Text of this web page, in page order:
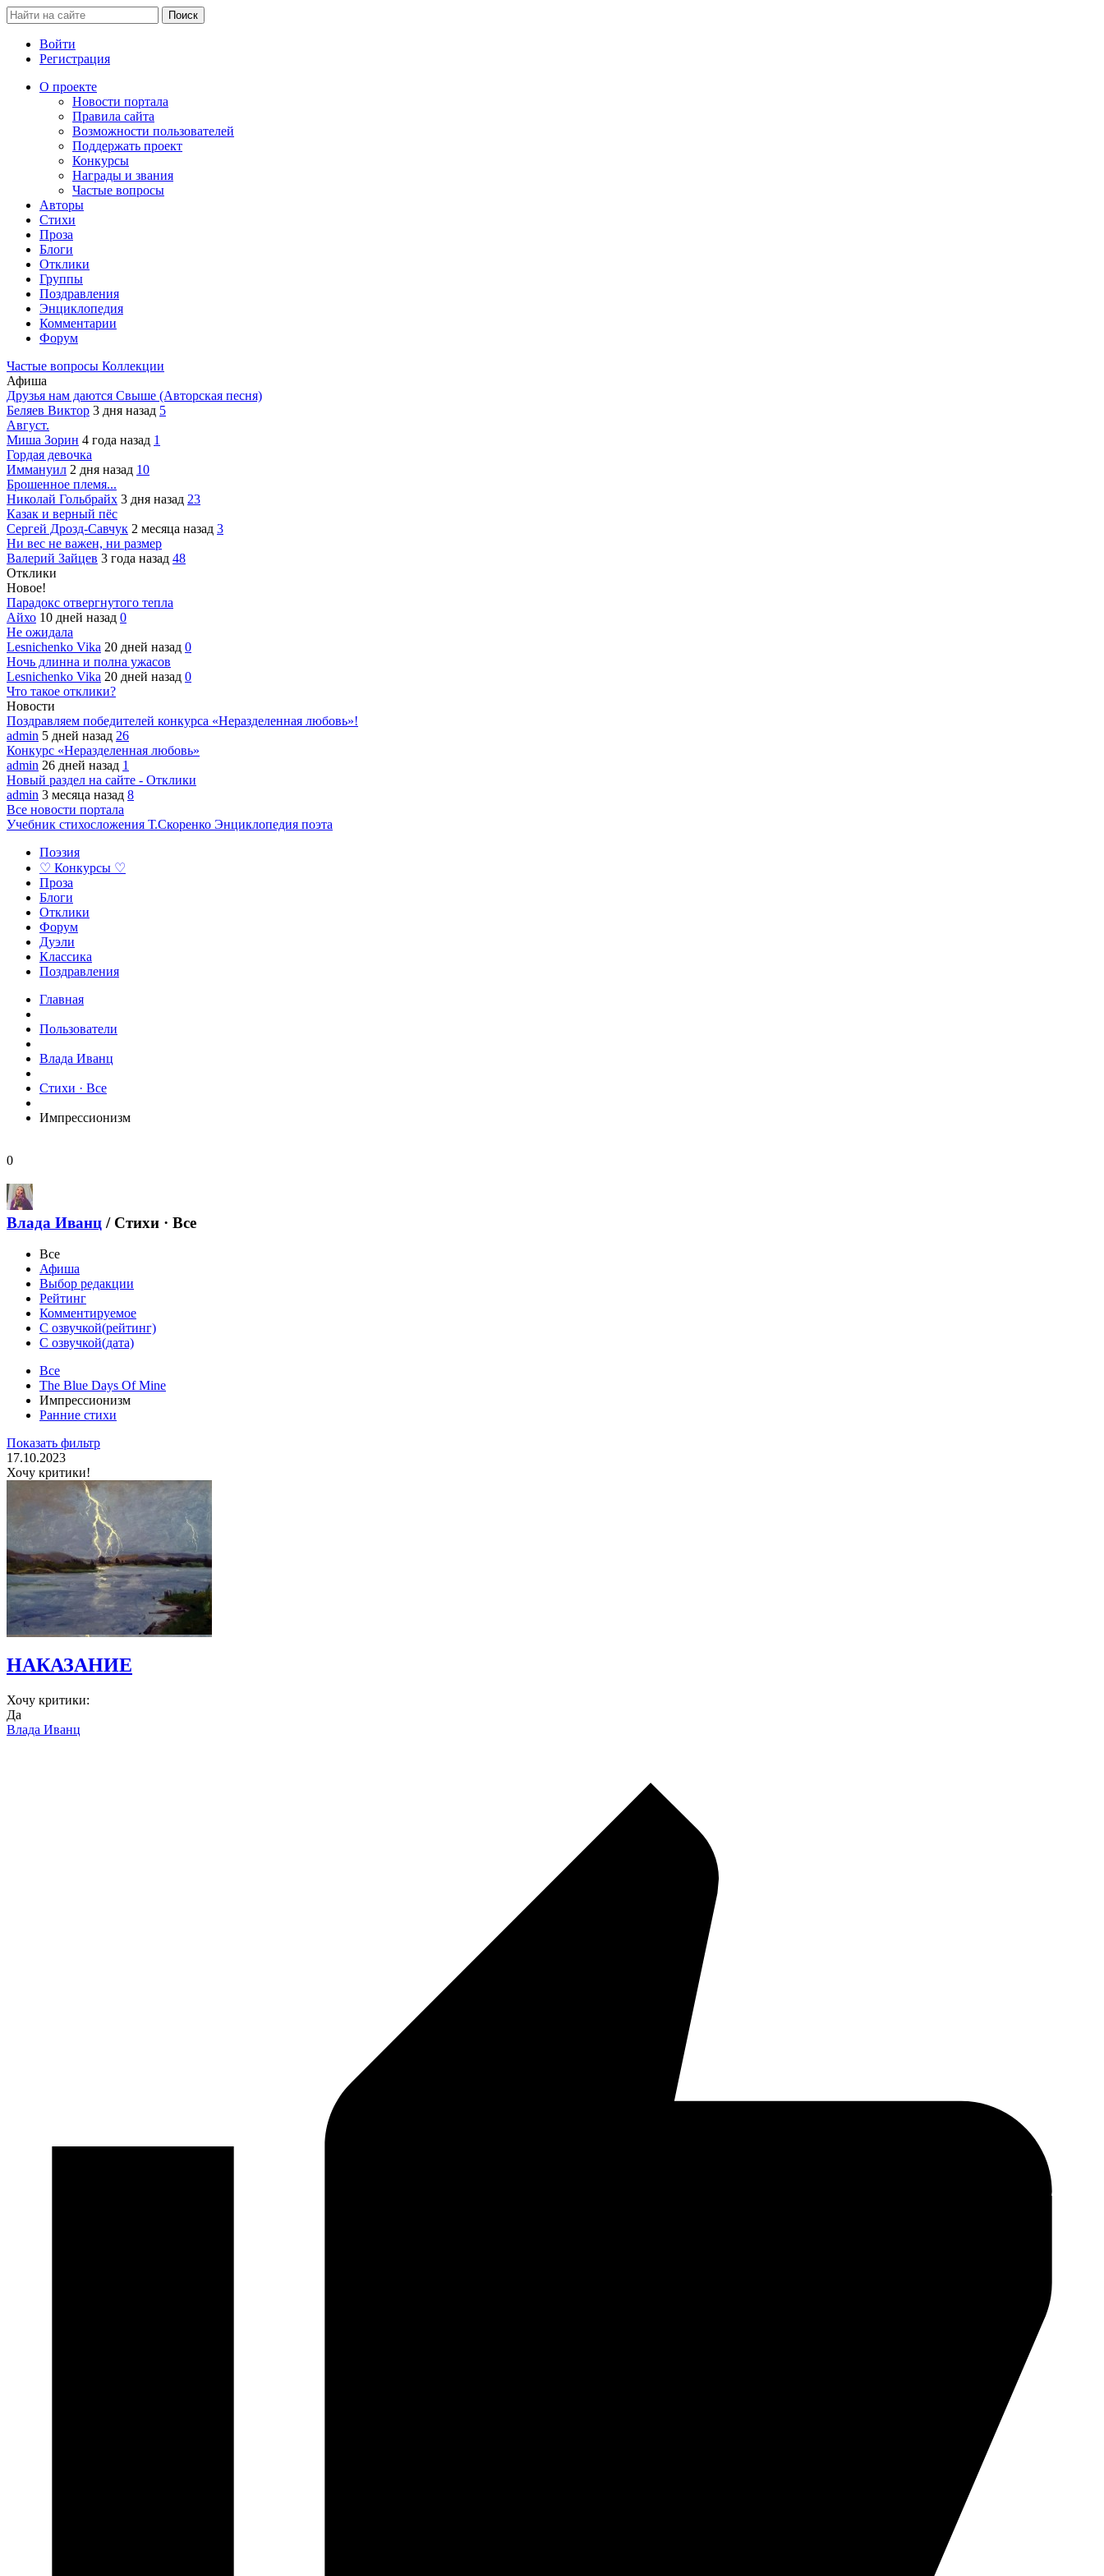
Войти
Регистрация
О проекте
Новости портала
Правила сайта
Возможности пользователей
Поддержать проект
Конкурсы
Награды и звания
Частые вопросы
Авторы
Стихи
Проза
Блоги
Отклики
Группы
Поздравления
Энциклопедия
Комментарии
Форум
Частые вопросы Коллекции
Афиша
Друзья нам даются Свыше (Авторская песня)
Беляев Виктор 3 дня назад 5
Август.
Миша Зорин 4 года назад 1
Гордая девочка
Иммануил 2 дня назад 10
Брошенное племя...
Николай Гольбрайх 3 дня назад 23
Казак и верный пёс
Сергей Дрозд-Савчук 2 месяца назад 3
Ни вес не важен, ни размер
Валерий Зайцев 3 года назад 48
Отклики
Новое!
Парадокс отвергнутого тепла
Айхо 10 дней назад 0
Не ожидала
Lesnichenko Vika 20 дней назад 0
Ночь длинна и полна ужасов
Lesnichenko Vika 20 дней назад 0
Что такое отклики?
Новости
Поздравляем победителей конкурса «Неразделенная любовь»!
admin 5 дней назад 26
Конкурс «Неразделенная любовь»
admin 26 дней назад 1
Новый раздел на сайте - Отклики
admin 3 месяца назад 8
Все новости портала
Учебник стихосложения Т.Скоренко Энциклопедия поэта
Поэзия
♡ Конкурсы ♡
Проза
Блоги
Отклики
Форум
Дуэли
Классика
Поздравления
Главная
Пользователи
Влада Иванц
Стихи · Все
Импрессионизм
0
Влада Иванц / Стихи · Все
Все
Афиша
Выбор редакции
Рейтинг
Комментируемое
С озвучкой(рейтинг)
С озвучкой(дата)
Все
The Blue Days Of Mine
Импрессионизм
Ранние стихи
Показать фильтр
17.10.2023
Хочу критики!
НАКАЗАНИЕ
Хочу критики:
Да
Влада Иванц